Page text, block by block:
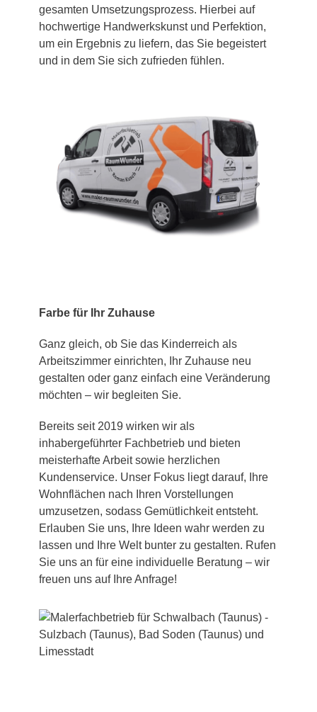
gesamten Umsetzungsprozess. Hierbei auf
hochwertige Handwerkskunst und Perfektion,
um ein Ergebnis zu liefern, das Sie begeistert
und in dem Sie sich zufrieden fühlen.
Farbe für Ihr Zuhause
Ganz gleich, ob Sie das Kinderreich als
Arbeitszimmer einrichten, Ihr Zuhause neu
gestalten oder ganz einfach eine Veränderung
möchten – wir begleiten Sie.
Bereits seit 2019 wirken wir als
inhabergeführter Fachbetrieb und bieten
meisterhafte Arbeit sowie herzlichen
Kundenservice. Unser Fokus liegt darauf, Ihre
Wohnflächen nach Ihren Vorstellungen
umzusetzen, sodass Gemütlichkeit entsteht.
Erlauben Sie uns, Ihre Ideen wahr werden zu
lassen und Ihre Welt bunter zu gestalten. Rufen
Sie uns an für eine individuelle Beratung – wir
freuen uns auf Ihre Anfrage!